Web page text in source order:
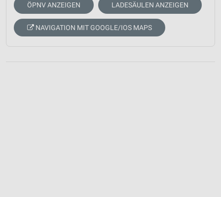
ÖPNV ANZEIGEN LADESÄULEN ANZEIGEN
NAVIGATION MIT GOOGLE/IOS MAPS